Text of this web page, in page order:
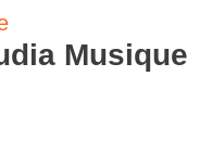
Musique